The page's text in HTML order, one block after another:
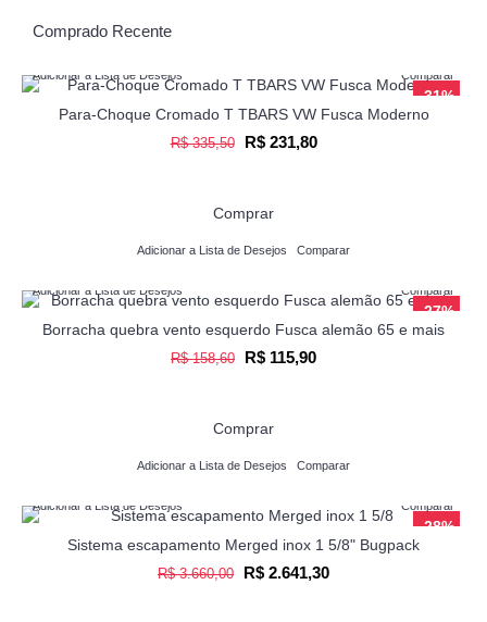
Comprado Recente
-31%
Adicionar a Lista de Desejos Comparar
Para-Choque Cromado T TBARS VW Fusca Moderno
R$ 335,50 R$ 231,80
Comprar
Adicionar a Lista de Desejos Comparar
-27%
Adicionar a Lista de Desejos Comparar
Borracha quebra vento esquerdo Fusca alemão 65 e mais
R$ 158,60 R$ 115,90
Comprar
Adicionar a Lista de Desejos Comparar
-28%
Adicionar a Lista de Desejos Comparar
Sistema escapamento Merged inox 1 5/8" Bugpack
R$ 3.660,00 R$ 2.641,30